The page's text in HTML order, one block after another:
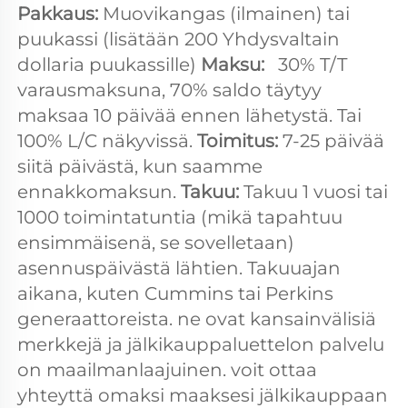
Pakkaus: Muovikangas (ilmainen) tai
puukassi (lisätään 200 Yhdysvaltain
dollaria puukassille) Maksu: 30% T/T
varausmaksuna, 70% saldo täytyy
maksaa 10 päivää ennen lähetystä. Tai
100% L/C näkyvissä. Toimitus: 7-25 päivää
siitä päivästä, kun saamme
ennakkomaksun. Takuu: Takuu 1 vuosi tai
1000 toimintatuntia (mikä tapahtuu
ensimmäisenä, se sovelletaan)
asennuspäivästä lähtien. Takuuajan
aikana, kuten Cummins tai Perkins
generaattoreista. ne ovat kansainvälisiä
merkkejä ja jälkikauppaluettelon palvelu
on maailmanlaajuinen. voit ottaa
yhteyttä omaksi maaksesi jälkikauppaan